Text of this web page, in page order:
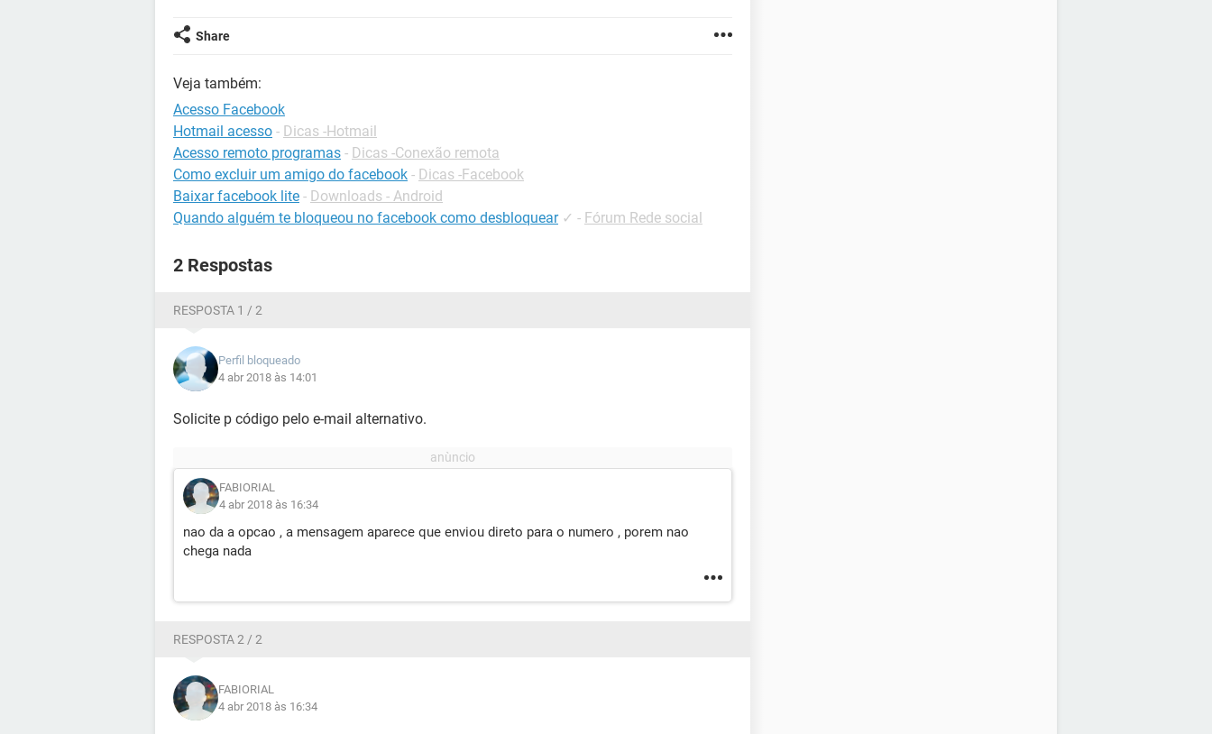
Share
Veja também:
Acesso Facebook
Hotmail acesso - Dicas -Hotmail
Acesso remoto programas - Dicas -Conexão remota
Como excluir um amigo do facebook - Dicas -Facebook
Baixar facebook lite - Downloads - Android
Quando alguém te bloqueou no facebook como desbloquear ✓ - Fórum Rede social
2 Respostas
RESPOSTA 1 / 2
Perfil bloqueado
4 abr 2018 às 14:01
Solicite p código pelo e-mail alternativo.
FABIORIAL
4 abr 2018 às 16:34
nao da a opcao , a mensagem aparece que enviou direto para o numero , porem nao
chega nada
RESPOSTA 2 / 2
FABIORIAL
4 abr 2018 às 16:34